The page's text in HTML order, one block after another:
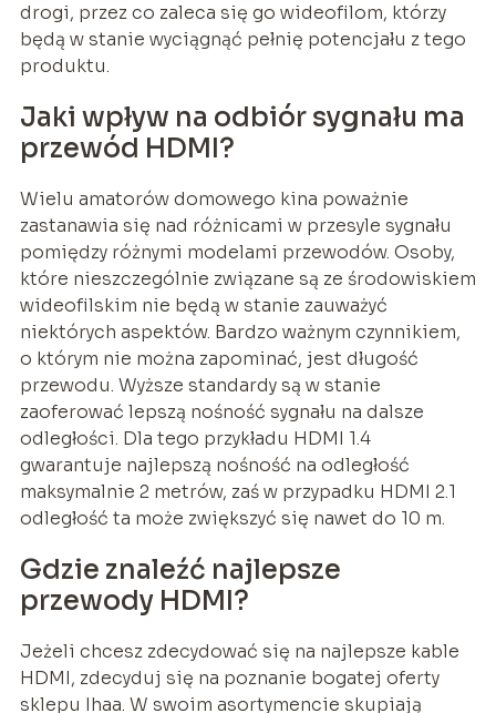
drogi, przez co zaleca się go wideofilom, którzy
będą w stanie wyciągnąć pełnię potencjału z tego
produktu.
Jaki wpływ na odbiór sygnału ma
przewód HDMI?
Wielu amatorów domowego kina poważnie
zastanawia się nad różnicami w przesyle sygnału
pomiędzy różnymi modelami przewodów. Osoby,
które nieszczególnie związane są ze środowiskiem
wideofilskim nie będą w stanie zauważyć
niektórych aspektów. Bardzo ważnym czynnikiem,
o którym nie można zapominać, jest długość
przewodu. Wyższe standardy są w stanie
zaoferować lepszą nośność sygnału na dalsze
odległości. Dla tego przykładu HDMI 1.4
gwarantuje najlepszą nośność na odległość
maksymalnie 2 metrów, zaś w przypadku HDMI 2.1
odległość ta może zwiększyć się nawet do 10 m.
Gdzie znaleźć najlepsze
przewody HDMI?
Jeżeli chcesz zdecydować się na najlepsze kable
HDMI, zdecyduj się na poznanie bogatej oferty
sklepu Ihaa. W swoim asortymencie skupiają